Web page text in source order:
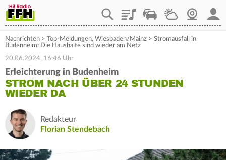
PlaylistStaupilotWetterWebcam
Nachrichten > Top-Meldungen, Wiesbaden/Mainz > Stromausfall in
Budenheim: Die Haushalte sind wieder am Netz
20.06.2024, 16:46 Uhr
Erleichterung in Budenheim
STROM NACH ÜBER 24 STUNDEN
WIEDER DA
Redakteur
Florian Stendebach